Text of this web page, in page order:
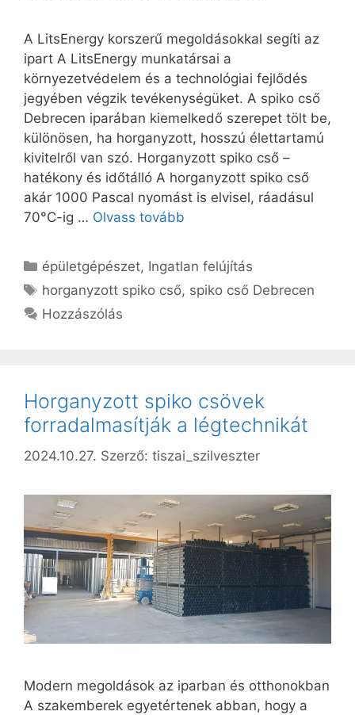
A LitsEnergy korszerű megoldásokkal segíti az
ipart A LitsEnergy munkatársai a
környezetvédelem és a technológiai fejlődés
jegyében végzik tevékenységüket. A spiko cső
Debrecen iparában kiemelkedő szerepet tölt be,
különösen, ha horganyzott, hosszú élettartamú
kivitelről van szó. Horganyzott spiko cső –
hatékony és időtálló A horganyzott spiko cső
akár 1000 Pascal nyomást is elvisel, ráadásul
70°C-ig … Olvass tovább
Kategória
épületgépészet, Ingatlan felújítás
Címkék
horganyzott spiko cső, spiko cső Debrecen
Hozzászólás
Horganyzott spiko csövek
forradalmasítják a légtechnikát
2024.10.27. Szerző: tiszai_szilveszter
Modern megoldások az iparban és otthonokban
A szakemberek egyetértenek abban, hogy a